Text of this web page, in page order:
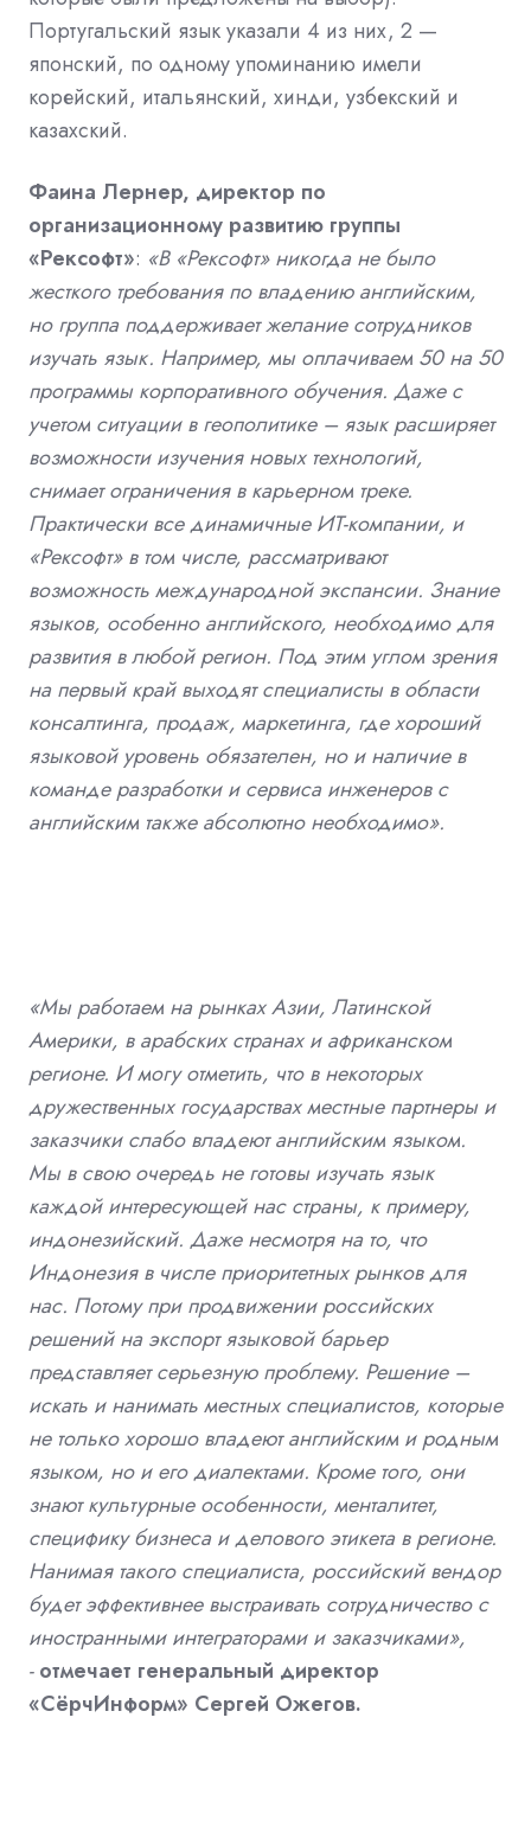
Португальский язык указали 4 из них, 2 —
японский, по одному упоминанию имели
корейский, итальянский, хинди, узбекский и
казахский.
Фаина Лернер, директор по
организационному развитию группы
«Рексофт»: «В «Рексофт» никогда не было
жесткого требования по владению английским,
но группа поддерживает желание сотрудников
изучать язык. Например, мы оплачиваем 50 на 50
программы корпоративного обучения. Даже с
учетом ситуации в геополитике – язык расширяет
возможности изучения новых технологий,
снимает ограничения в карьерном треке.
Практически все динамичные ИТ-компании, и
«Рексофт» в том числе, рассматривают
возможность международной экспансии. Знание
языков, особенно английского, необходимо для
развития в любой регион. Под этим углом зрения
на первый край выходят специалисты в области
консалтинга, продаж, маркетинга, где хороший
языковой уровень обязателен, но и наличие в
команде разработки и сервиса инженеров с
английским также абсолютно необходимо».
«Мы работаем на рынках Азии, Латинской
Америки, в арабских странах и африканском
регионе. И могу отметить, что в некоторых
дружественных государствах местные партнеры и
заказчики слабо владеют английским языком.
Мы в свою очередь не готовы изучать язык
каждой интересующей нас страны, к примеру,
индонезийский. Даже несмотря на то, что
Индонезия в числе приоритетных рынков для
нас. Потому при продвижении российских
решений на экспорт языковой барьер
представляет серьезную проблему. Решение –
искать и нанимать местных специалистов, которые
не только хорошо владеют английским и родным
языком, но и его диалектами. Кроме того, они
знают культурные особенности, менталитет,
специфику бизнеса и делового этикета в регионе.
Нанимая такого специалиста, российский вендор
будет эффективнее выстраивать сотрудничество с
иностранными интеграторами и заказчиками»,
-отмечает генеральный директор
«СёрчИнформ» Сергей Ожегов.